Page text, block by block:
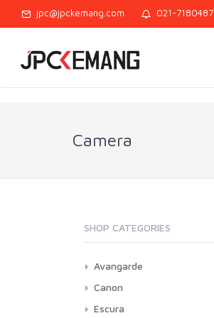
jpc@jpckemang.com 021-7180487
Camera
SHOP CATEGORIES
Avangarde
Point And Shoot
Canon
DSLR APSC
Escura